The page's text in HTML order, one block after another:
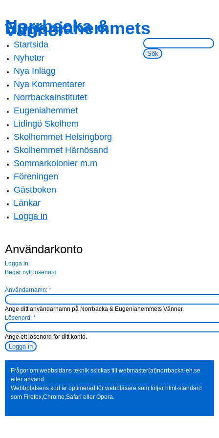
main
content
navigation
Norrbacka &
Eugeniahemmets
Vänner
Sök på webbsidan:
Main menu
Startsida
Nyheter
Nya Inlägg
Nya Kommentarer
Norrbackainstitutet
Eugeniahemmet
Lidingö Skolhem
Skolhemmet Helsingborg
Skolhemmet Härnösand
Sommarkolonier m.m
Föreningen
Gästboken
Länkar
Logga in
Användarkonto
Logga in
Begär nytt lösenord
Användarnamn: *
Ange ditt användarnamn på Norrbacka & Eugeniahemmets Vänner.
Lösenord: *
Ange ett lösenord för ditt konto.
Frågor om webbsidans teknik skickas till webmaster(at)norrbacka-eh.se
eller använd http://www.norrbacka-eh.se/?q=contact
Webbplatsens kod är optimerad för webbläsare som följer html-standard
som Firefox,Chrome,Safari eller Opera.